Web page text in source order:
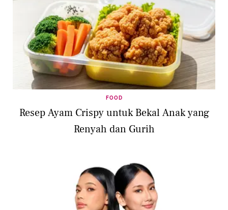
FOOD
Resep Ayam Crispy untuk Bekal Anak yang
Renyah dan Gurih